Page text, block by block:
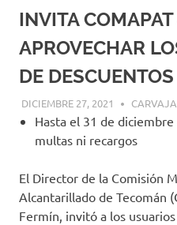
INVITA
APROVECHAR
DE
DICIEMBRE 27, 2021
Hasta el 31 de
multas ni recargos
El Director de la Comisión
Alcantarillado de Tecomán
Fermín, invitó a los